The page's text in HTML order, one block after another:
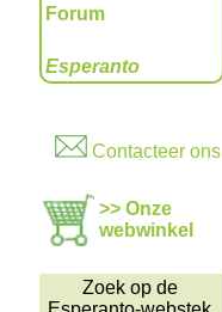
Forum
Esperanto
Contacteer ons
>> Onze
webwinkel
Zoek op de